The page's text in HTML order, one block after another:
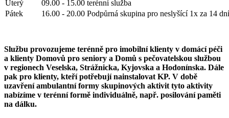
Úterý
09.00 - 15.00 terénní služba
Pátek
16.00 - 20.00 Podpůrná skupina pro neslyšící 1x za 14
Službu provozujeme terénně pro imobilní klienty v domácí péči
a klienty Domovů pro seniory a Domů s pečovatelskou službou
v regionech Veselska, Strážnicka, Kyjovska a Hodonínska. Dále
pak pro klienty, kteří potřebují nainstalovat KP. V době
uzavření ambulantní formy skupinových aktivit tyto aktivity
nabízíme v terénní formě individuálně, např. posilování paměti
na dálku.